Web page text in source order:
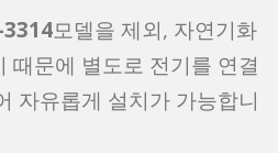
모델을 제외, 자연기화
때문에 별도로 전기를 연결
자유롭게 설치가 가능합니